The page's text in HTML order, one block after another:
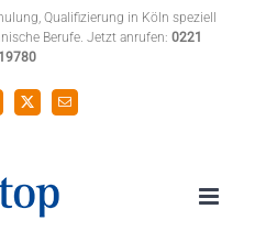
Qualifizierung in Köln speziell
Berufe. Jetzt anrufen: 0221
X
E-
Mail